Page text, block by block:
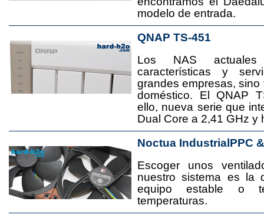
modelo de entrada.
QNAP TS-451
Los NAS
características y
grandes empresas,
doméstico. El QNAP
ello, nueva serie que
Dual Core a 2,41 GHz y
Noctua IndustrialPPC
Escoger unos
nuestro sistema es la
equipo estable o
temperaturas.